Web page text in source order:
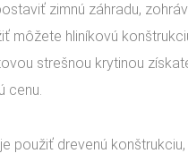
zimnú záhradu,
môžete hliníkovú
strešnou krytinou
cenu.
použiť drevenú